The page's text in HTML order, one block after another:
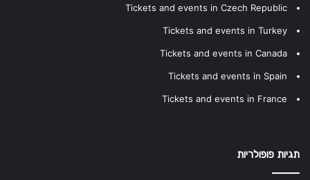
Tickets and events in Czech Republic
Tickets and events in Turkey
Tickets and events in Canada
Tickets and events in Spain
Tickets and events in France
תגיות פופולריות